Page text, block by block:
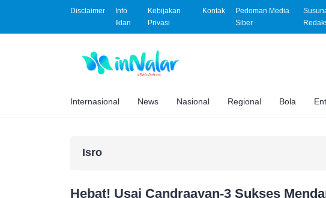
Disclaimer
Info
Iklan
Kebijakan
Privasi
Kontak
Pedoman Media
Siber
Internasional News Nasional Regional Bola
Isro
Hebat! Usai Candraayan-3 Sukses